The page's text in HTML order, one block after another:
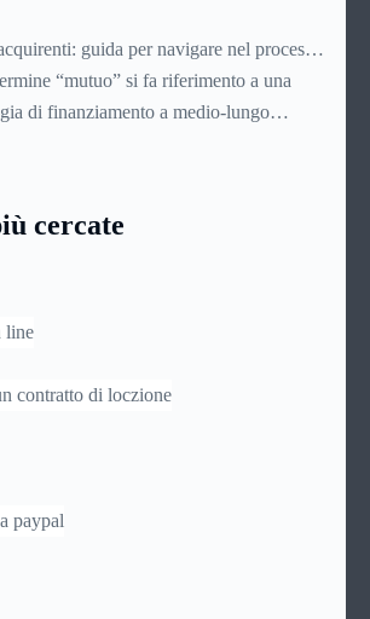
guida per navigare nel processo
“mutuo” si fa riferimento a una
di finanziamento a medio-lungo
di un contratto a titolo oneroso: il
anche una certa quota a titolo di
cercate